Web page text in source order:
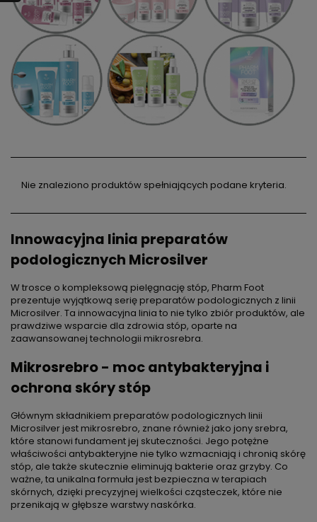
Lakier hybrydowy Victoria Vynn Pure Creamy Hybrid No.
247 In the Dark 8ml
26,25 zł
Cena regularna:
DO KOSZYKA
Nie znaleziono produktów spełniających podane kryteria.
Innowacyjna linia preparatów
podologicznych Microsilver
W trosce o kompleksową pielęgnację stóp, Pharm Foot
prezentuje wyjątkową serię preparatów podologicznych z linii
Microsilver. Ta innowacyjna linia to nie tylko zbiór produktów, ale
prawdziwe wsparcie dla zdrowia stóp, oparte na
zaawansowanej technologii mikrosrebra.
Mikrosrebro - moc antybakteryjna i
ochrona skóry stóp
Głównym składnikiem preparatów podologicznych linii
Microsilver jest mikrosrebro, znane również jako jony srebra,
które stanowi fundament jej skuteczności. Jego potężne
właściwości antybakteryjne nie tylko wzmacniają i chronią skórę
stóp, ale także skutecznie eliminują bakterie oraz grzyby. Co
ważne, ta unikalna formuła jest bezpieczna w terapiach
skórnych, dzięki precyzyjnej wielkości cząsteczek, które nie
przenikają w głębsze warstwy naskórka.